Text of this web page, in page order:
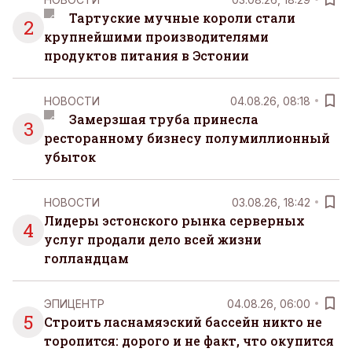
2
Тартуские мучные короли стали
крупнейшими производителями
продуктов питания в Эстонии
3
НОВОСТИ 04.08.26, 08:18
Замерзшая труба принесла
ресторанному бизнесу полумиллионный
убыток
4
НОВОСТИ 03.08.26, 18:42
Лидеры эстонского рынка серверных
услуг продали дело всей жизни
голландцам
5
ЭПИЦЕНТР 04.08.26, 06:00
Строить ласнамяэский бассейн никто не
торопится: дорого и не факт, что окупится